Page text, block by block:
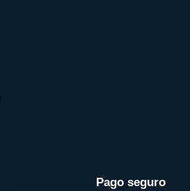
Pago seguro